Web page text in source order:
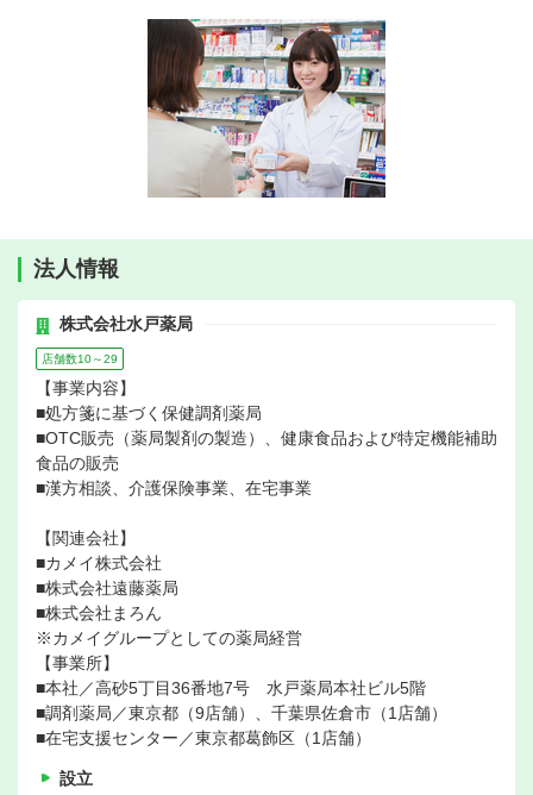
法人情報
株式会社水戸薬局
店舗数10～29
【事業内容】
■処方箋に基づく保健調剤薬局
■OTC販売（薬局製剤の製造）、健康食品および特定機能補助
食品の販売
■漢方相談、介護保険事業、在宅事業
【関連会社】
■カメイ株式会社
■株式会社遠藤薬局
■株式会社まろん
※カメイグループとしての薬局経営
【事業所】
■本社／高砂5丁目36番地7号 水戸薬局本社ビル5階
■調剤薬局／東京都（9店舗）、千葉県佐倉市（1店舗）
■在宅支援センター／東京都葛飾区（1店舗）
設立